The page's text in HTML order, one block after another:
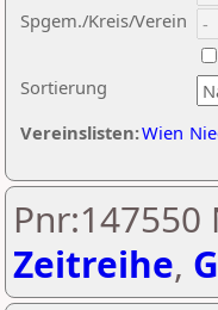
Sortierung
Spgem./Kreis/Verein
Vereinslisten:Wien
Pnr:147550
Zeitreihe,